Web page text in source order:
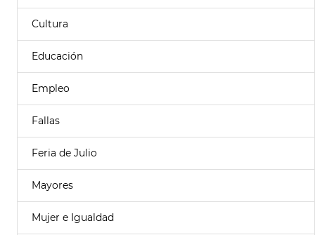
Cultura
Educación
Empleo
Fallas
Feria de Julio
Mayores
Mujer e Igualdad